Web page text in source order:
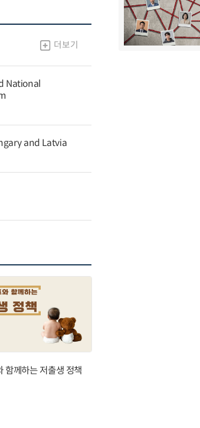
더보기
National
and Latvia
함께하는 저출생 정책